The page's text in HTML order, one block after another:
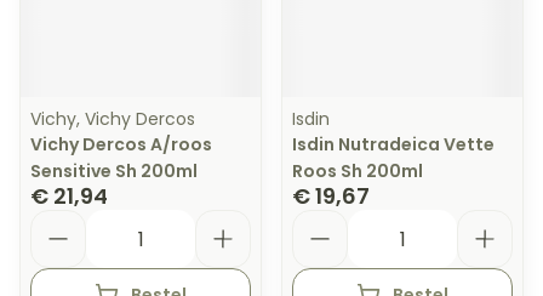
Vichy, Vichy Dercos
Vichy Dercos A/roos
Sensitive Sh 200ml
€ 21,94
Isdin
Isdin Nutradeica Vette
Roos Sh 200ml
€ 19,67